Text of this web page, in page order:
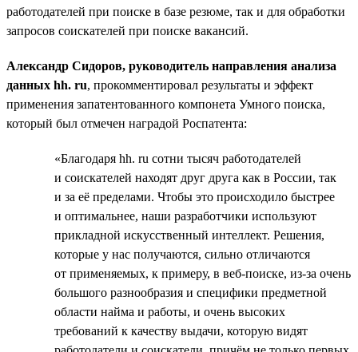
работодателей при поиске в базе резюме, так и для обработки
запросов соискателей при поиске вакансий.
Александр Сидоров, руководитель направления анализа
данных hh. ru, прокомментировал результаты и эффект
применения запатентованного компонета Умного поиска,
который был отмечен наградой Роспатента:
«Благодаря hh. ru сотни тысяч работодателей
и соискателей находят друг друга как в России, так
и за её пределами. Чтобы это происходило быстрее
и оптимальнее, наши разработчики используют
прикладной искусственный интеллект. Решения,
которые у нас получаются, сильно отличаются
от применяемых, к примеру, в веб-поиске, из-за очень
большого разнообразия и специфики предметной
области найма и работы, и очень высоких
требований к качеству выдачи, которую видят